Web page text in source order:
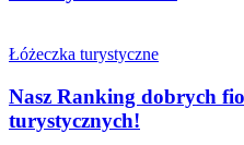
Łóżeczka turystyczne
Nasz Ranking dobrych
turystycznych!